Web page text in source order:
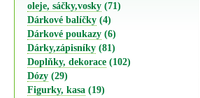
oleje, sáčky,vosky (71)
Dárkové balíčky (4)
Dárkové poukazy (6)
Dárky,zápisníky (81)
Doplňky, dekorace (102)
Dózy (29)
Figurky, kasa (19)